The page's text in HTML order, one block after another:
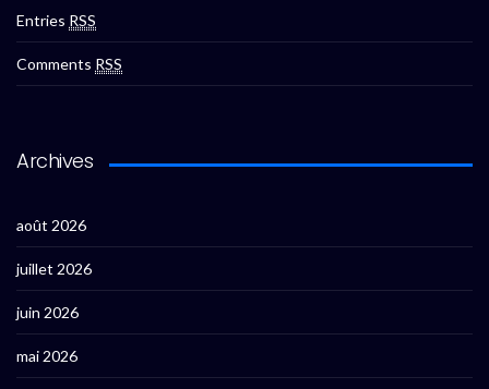
Entries RSS
Comments RSS
Archives
août 2026
juillet 2026
juin 2026
mai 2026